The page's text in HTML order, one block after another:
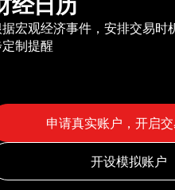
宏观经济事件，安排交易时
制提醒